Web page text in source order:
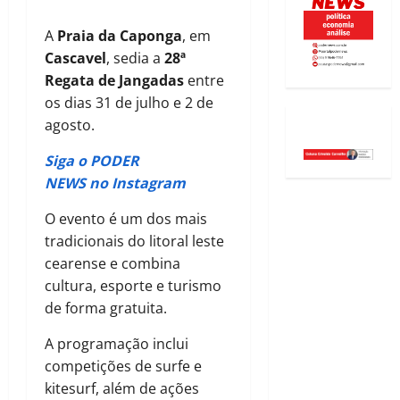
A Praia da Caponga, em
Cascavel, sedia a 28ª
Regata de Jangadas entre
os dias 31 de julho e 2 de
agosto.
Siga o PODER
NEWS no Instagram
O evento é um dos mais
tradicionais do litoral leste
cearense e combina
cultura, esporte e turismo
de forma gratuita.
A programação inclui
competições de surfe e
kitesurf, além de ações